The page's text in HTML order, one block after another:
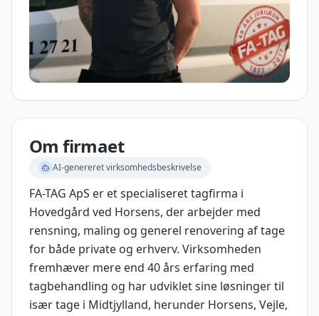
Om firmaet
AI-genereret virksomhedsbeskrivelse
FA-TAG ApS er et specialiseret tagfirma i
Hovedgård ved Horsens, der arbejder med
rensning, maling og generel renovering af tage
for både private og erhverv. Virksomheden
fremhæver mere end 40 års erfaring med
tagbehandling og har udviklet sine løsninger til
især tage i Midtjylland, herunder Horsens, Vejle,